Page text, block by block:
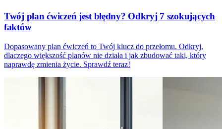
Twój plan ćwiczeń jest błędny? Odkryj 7 szokujących
faktów
Dopasowany plan ćwiczeń to Twój klucz do przełomu. Odkryj,
dlaczego większość planów nie działa i jak zbudować taki, który
naprawdę zmienia życie. Sprawdź teraz!